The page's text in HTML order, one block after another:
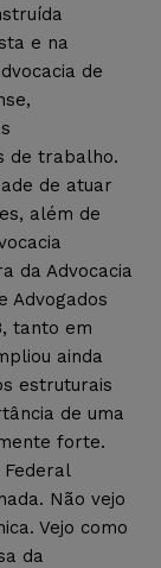
e na
de
de trabalho.
de atuar
além de
da Advocacia
Advogados
tanto em
ainda
estruturais
de uma
forte.
Não vejo
Vejo como
da